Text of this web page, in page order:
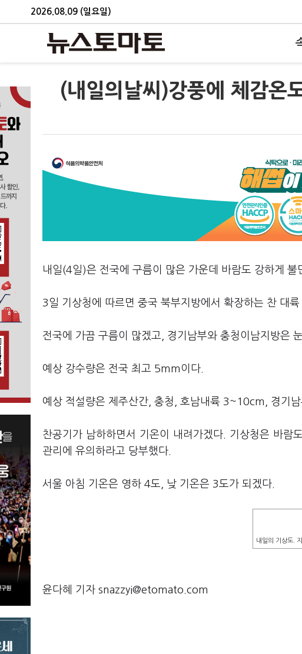
2026.08.09 (일요일)
(내일의날씨)강풍에 체감
내일(4일)은 전국에 구름이 많은 가운데 바람도 강하게 불
3일 기상청에 따르면 중국 북부지방에서 확장하는 찬 대륙
전국에 가끔 구름이 많겠고, 경기남부와 충청이남지방은
예상 강수량은 전국 최고 5mm이다.
예상 적설량은 제주산간, 충청, 호남내륙 3~10cm, 경기
찬공기가 남하하면서 기온이 내려가겠다. 기상청은 바
관리에 유의하라고 당부했다.
서울 아침 기온은 영하 4도, 낮 기온은 3도가 되겠다.
내일의 기상도.
윤다혜 기자 snazzyi@etomato.com